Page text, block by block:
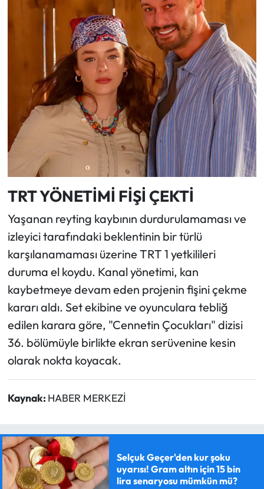
TRT YÖNETİMİ FİŞİ ÇEKTİ
Yaşanan reyting kaybının durdurulamaması ve
izleyici tarafındaki beklentinin bir türlü
karşılanamaması üzerine TRT 1 yetkilileri
duruma el koydu. Kanal yönetimi, kan
kaybetmeye devam eden projenin fişini çekme
kararı aldı. Set ekibine ve oyunculara tebliğ
edilen karara göre, "Cennetin Çocukları" dizisi
36. bölümüyle birlikte ekran serüvenine kesin
olarak nokta koyacak.
Kaynak: HABER MERKEZİ
Selçuk Geçer'den kur şoku
uyarısı! Gram altın için 15 bin
lira senaryosu mümkün mü?